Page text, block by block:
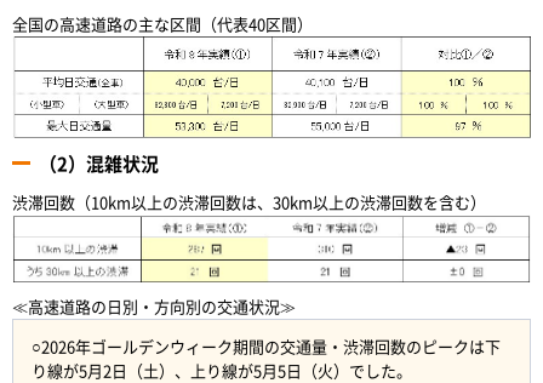
全国の高速道路の主な区間（代表40区間）
（2）混雑状況
渋滞回数（10km以上の渋滞回数は、30km以上の渋滞回数を含む）
≪高速道路の日別・方向別の交通状況≫
○2026年ゴールデンウィーク期間の交通量・渋滞回数のピークは下
り線が5月2日（土）、上り線が5月5日（火）でした。